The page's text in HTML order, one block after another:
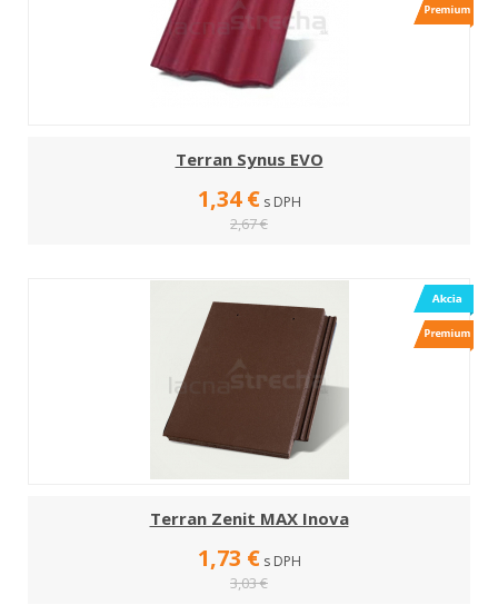
Terran Synus EVO
1,34 € s DPH
2,67 €
Terran Zenit MAX Inova
1,73 € s DPH
3,03 €